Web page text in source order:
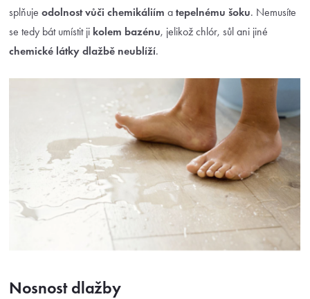
splňuje odolnost vůči chemikáliím a tepelnému šoku. Nemusíte
se tedy bát umístit ji kolem bazénu, jelikož chlór, sůl ani jiné
chemické látky dlažbě neublíží.
Nosnost dlažby